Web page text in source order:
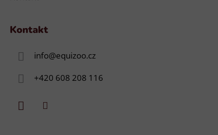
Kontakt
info@equizoo.cz
+420 608 208 116